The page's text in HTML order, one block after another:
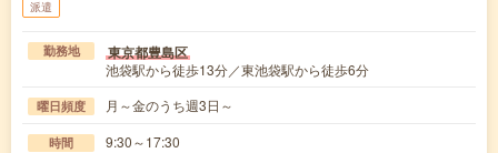
派遣
勤務地 東京都豊島区
池袋駅から徒歩13分／東池袋駅から徒歩6分
曜日頻度 月～金のうち週3日～
時間 9:30～17:30